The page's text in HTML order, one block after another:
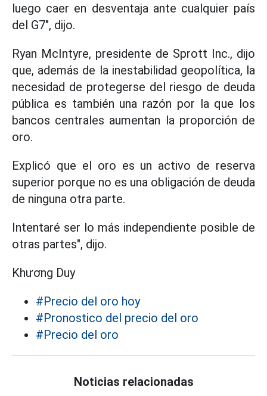
luego caer en desventaja ante cualquier país
del G7", dijo.
Ryan McIntyre, presidente de Sprott Inc., dijo
que, además de la inestabilidad geopolítica, la
necesidad de protegerse del riesgo de deuda
pública es también una razón por la que los
bancos centrales aumentan la proporción de
oro.
Explicó que el oro es un activo de reserva
superior porque no es una obligación de deuda
de ninguna otra parte.
Intentaré ser lo más independiente posible de
otras partes", dijo.
Khương Duy
#Precio del oro hoy
#Pronostico del precio del oro
#Precio del oro
Noticias relacionadas